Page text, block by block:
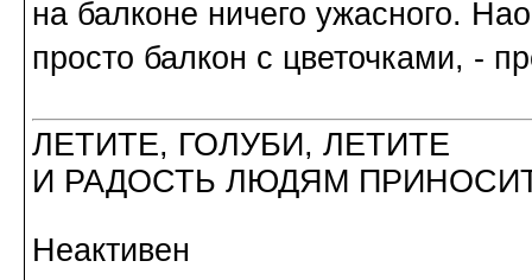
на балконе ничего ужасного.
просто балкон с цветочками, -
ЛЕТИТЕ, ГОЛУБИ, ЛЕТИТЕ
И РАДОСТЬ ЛЮДЯМ
Неактивен